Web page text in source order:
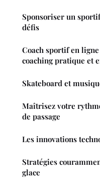
Sponsoriser un
défis
Coach sportif en
coaching pratique et
Skateboard et
Maîtrisez votre
de passage
Les innovations
Stratégies
glace